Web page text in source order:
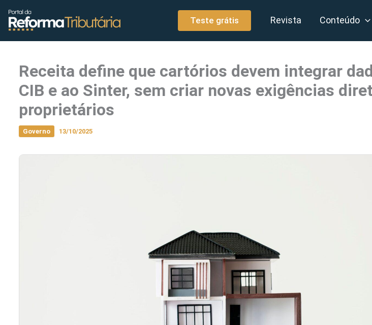
conteúdo
Teste grátis Revista Conteúdo
Receita define que cartórios devem integrar
CIB e ao Sinter, sem criar novas exigências
proprietários
Governo 13/10/2025